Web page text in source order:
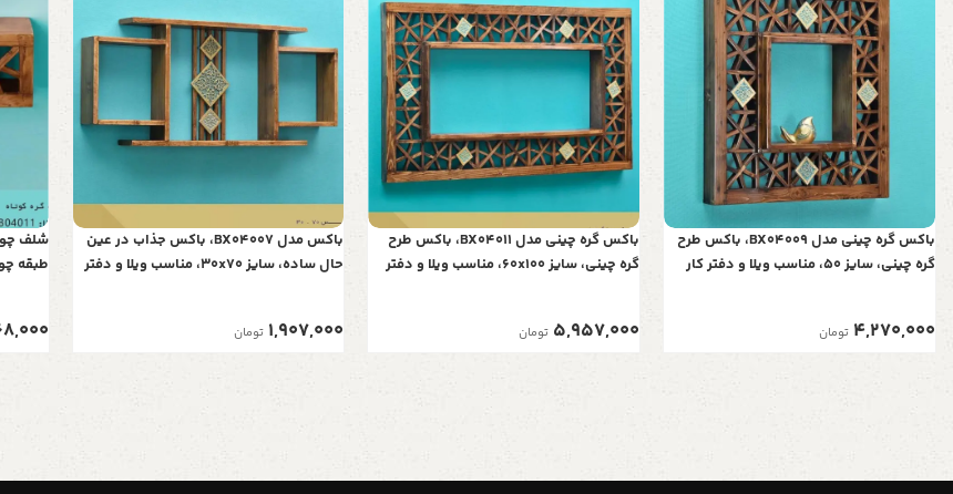
باکس گره چینی مدل BX04009، باکس طرح
گره چینی، سایز 50، مناسب ویلا و دفتر کار
4,270,000 تومان
باکس گره چینی مدل BX04011، باکس طرح
گره چینی، سایز 60x100، مناسب ویلا و دفتر
5,957,000 تومان
باکس مدل BX04007، باکس جذاب در عین
حال ساده، سایز 30x70، مناسب ویلا و دفتر
1,907,000 تومان
طبقه